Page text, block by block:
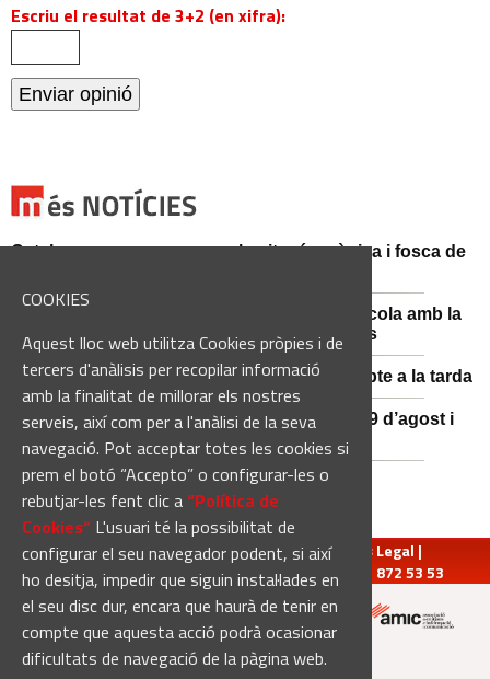
COOKIES
Aquest lloc web utilitza Cookies pròpies i de
tercers d'anàlisis per recopilar informació
amb la finalitat de millorar els nostres
serveis, així com per a l'anàlisi de la seva
navegació. Pot acceptar totes les cookies si
prem el botó “Accepto” o configurar-les o
rebutjar-les fent clic a“Política de
Cookies“ L'usuari té la possibilitat de
configurar el seu navegador podent, si així
ho desitja, impedir que siguin instal·lades en
el seu disc dur, encara que haurà de tenir en
compte que aquesta acció podrà ocasionar
dificultats de navegació de la pàgina web.
Escriu el resultat de 3+2 (en xifra):
Catalunya es prepara per a la nit més màgica i fosca de
Sant Fruitós posa en valor el patrimoni agrícola amb la
restauració i exposició de peces històriques
Es manté la previsió de pluges fortes dissabte a la tarda
El 3x3 de bàsquet de Solsona s’avança al 29 d’agost i
estrena premis en metàl·lic
redaccio@manresadiari.cat|Qui som Avís Legal |
Pompeu Fabra, 7-13, 08240-Manresa | Tel.: 93 872 53 53
Altres mitjans del grup: